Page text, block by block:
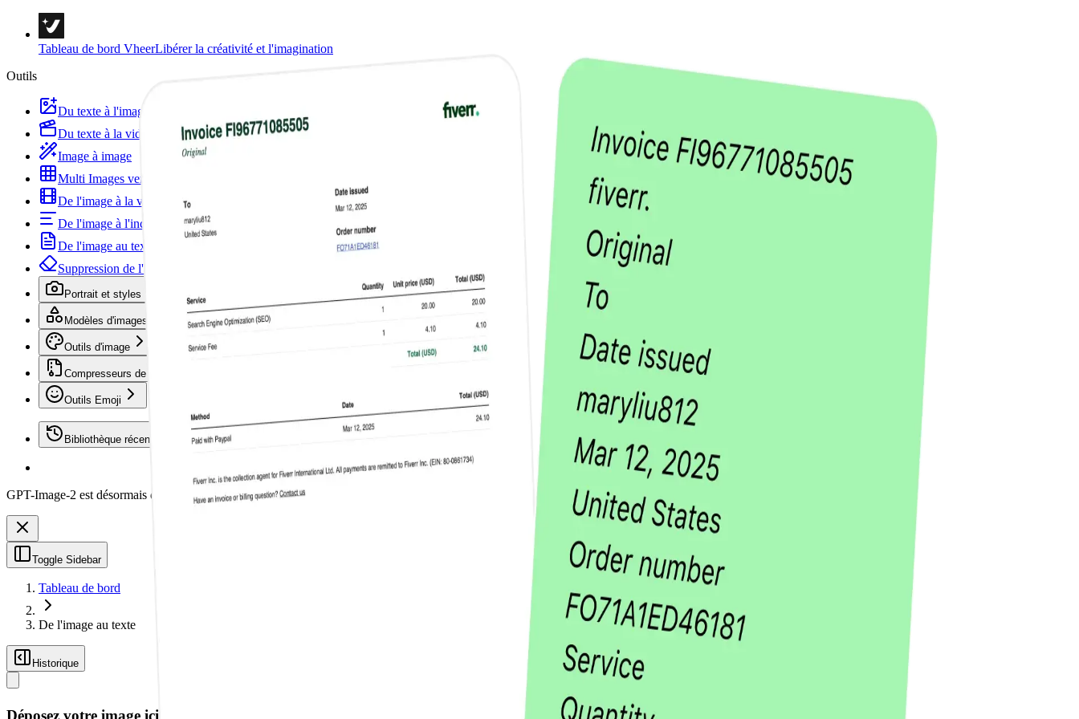
Tableau de bord VheerLibérer la créativité et l'imagination
Outils
Du texte à l'image
Du texte à la vidéo
Image à image
Multi Images vers Image
De l'image à la vidéo
De l'image à l'incitation
De l'image au texte
Suppression de l'arrière-plan
Portrait et styles
Modèles d'images
Outils d'image
Compresseurs de fichiers
Outils Emoji
Bibliothèque récente
GPT-Image-2 est désormais disponible sur Vheer. Commencez gratuitement maintenant.
Toggle Sidebar
Tableau de bord
De l'image au texte
Historique
Déposez votre image ici, ou cliquez pour la parcourir